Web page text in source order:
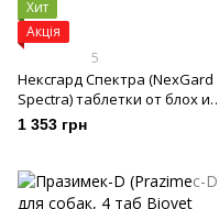
Хит
Акція
5
Нексгард Спектра (NexGard
Spectra) таблетки от блох и
клещей для собак весом 30-60
кг, 3 таб
1 353 грн